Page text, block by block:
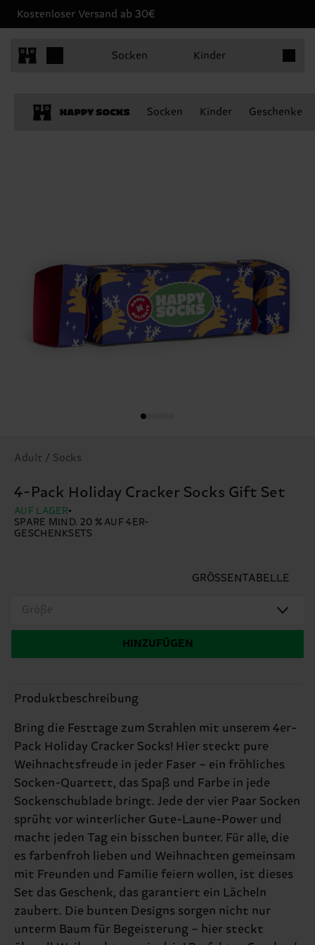
Kostenloser Versand ab 30€
Socken Kinder
Socken Kinder Geschenke
Adult / Socks
4-Pack Holiday Cracker Socks Gift Set
AUF LAGER
SPARE MIND. 20 % AUF 4ER-
GESCHENKSETS
GRÖSSENTABELLE
Größe
HINZUFÜGEN
Produktbeschreibung
Bring die Festtage zum Strahlen mit unserem 4er-
Pack Holiday Cracker Socks! Hier steckt pure
Weihnachtsfreude in jeder Faser – ein fröhliches
Socken-Quartett, das Spaß und Farbe in jede
Sockenschublade bringt. Jede der vier Paar Socken
sprüht vor winterlicher Gute-Laune-Power und
macht jeden Tag ein bisschen bunter. Für alle, die
es farbenfroh lieben und Weihnachten gemeinsam
mit Freunden und Familie feiern wollen, ist dieses
Set das Geschenk, das garantiert ein Lächeln
zaubert. Die bunten Designs sorgen nicht nur
unterm Baum für Begeisterung – hier steckt